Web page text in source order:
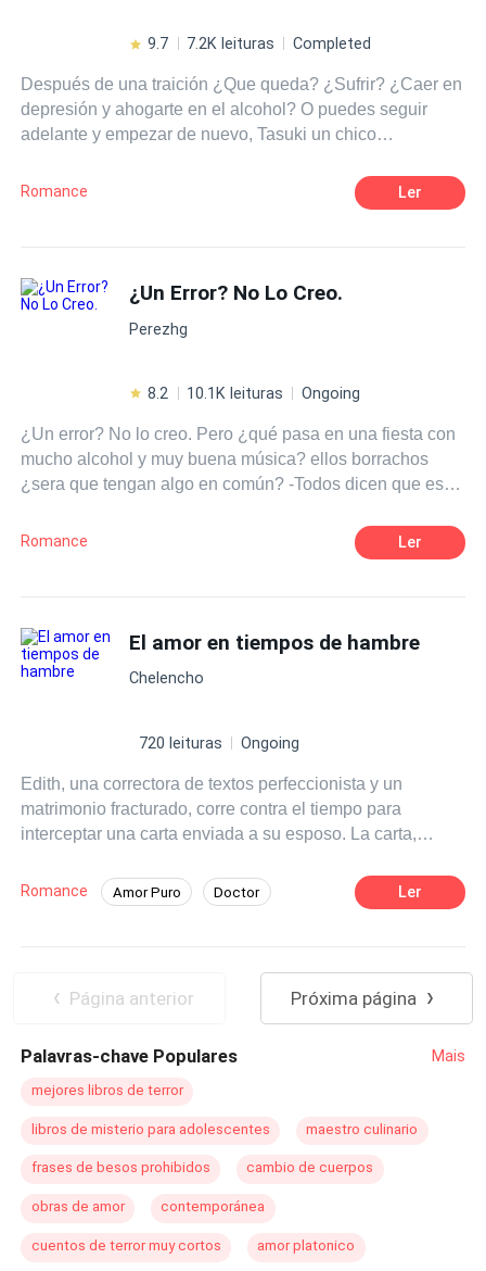
venganza. En un mundo de apariencias, Valeria y Elías
perderlo todo. Entre copas, mentiras y pasiones
prohibidas, ambos se convertirán en el secreto más
peligroso de Brévena. Amor Prohibido en los Viñedos:
una vez descorchado, ya no puede guardarse. En
Brévena, cada cosecha tiene un precio… y algunos
9.7 7.2K leituras Completed
Después de una traición ¿Que queda? ¿Sufrir? ¿Caer en
depresión y ahogarte en el alcohol? O puedes seguir
adelante y empezar de nuevo, Tasuki un chico
inesperadamente a causa de una mala decisión
conocerá a una mujer y pronto las sorpresas y los
Romance Ler
¿Un Error? No Lo Creo.
Perezhg
8.2 10.1K leituras Ongoing
¿Un error? No lo creo. Pero ¿qué pasa en una fiesta con
mucho alcohol y muy buena música? ellos borrachos
¿sera que tengan algo en común? -Todos dicen que es
Romance Ler
El amor en tiempos de hambre
Chelencho
720 leituras Ongoing
Edith, una correctora de textos perfeccionista y un
matrimonio fracturado, corre contra el tiempo para
interceptar una carta enviada a su esposo. La carta,
su último intento de cerrar las heridas de una traición
descubierta. Pero al perder su teléfono y el último
perdido. Juntos, recorren las calles, mientras intentan
que habla del peso de las palabras, la redención y los
encuentros fugaces que cambian todo.
Romance Amor Puro Doctor Ler
Página anterior Próxima página
Palavras-chave Populares Mais
mejores libros de terror
libros de misterio para adolescentes maestro culinario
frases de besos prohibidos cambio de cuerpos
obras de amor contemporánea
cuentos de terror muy cortos amor platonico